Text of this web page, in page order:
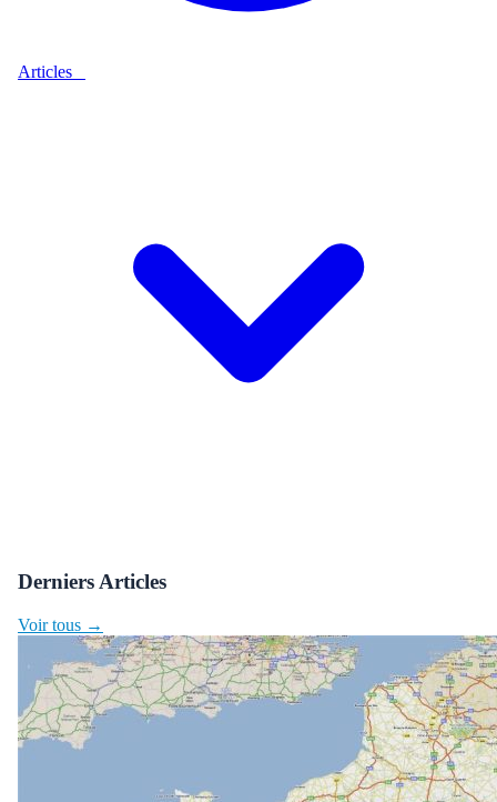
Articles
Derniers Articles
Voir tous →